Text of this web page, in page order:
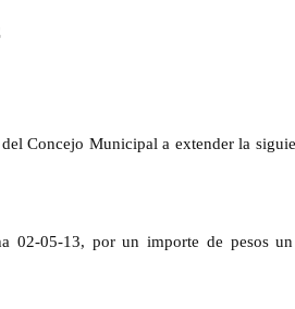
Concejo Municipal a extender la
02-05-13, por un importe de pesos